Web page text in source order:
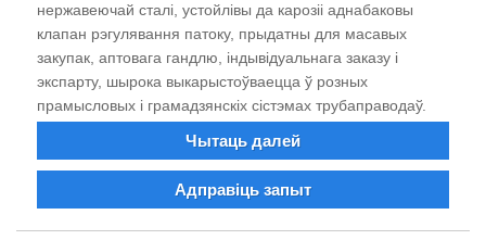
нержавеючай сталі, устойлівы да карозіі аднабаковы
клапан рэгулявання патоку, прыдатны для масавых
закупак, аптовага гандлю, індывідуальнага заказу і
экспарту, шырока выкарыстоўваецца ў розных
прамысловых і грамадзянскіх сістэмах трубаправодаў.
Чытаць далей
Адправіць запыт